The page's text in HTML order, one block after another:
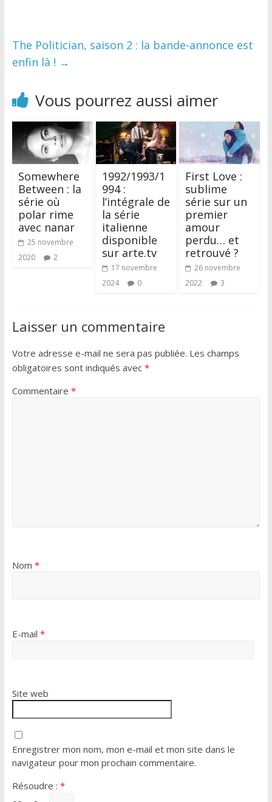
The Politician, saison 2 : la bande-annonce est
enfin là ! →
Vous pourrez aussi aimer
Somewhere
Between : la
série où
polar rime
avec nanar
25 novembre
2020
2
1992/1993/1
994 :
l’intégrale de
la série
italienne
disponible
sur arte.tv
17 novembre
2024
0
First Love :
sublime
série sur un
premier
amour
perdu… et
retrouvé ?
26 novembre
2022
3
Laisser un commentaire
Votre adresse e-mail ne sera pas publiée. Les champs
obligatoires sont indiqués avec *
Commentaire *
Nom *
E-mail *
Site web
Enregistrer mon nom, mon e-mail et mon site dans le
navigateur pour mon prochain commentaire.
Résoudre : *